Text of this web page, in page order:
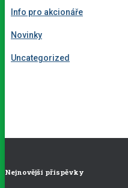
Info pro akcionáře
Novinky
Uncategorized
Nejnovější příspěvky